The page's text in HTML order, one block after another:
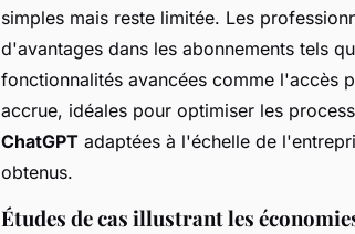
simples mais reste limitée. Les
d'avantages dans les abonnements tels
fonctionnalités avancées comme l'accès
accrue, idéales pour optimiser les
ChatGPT adaptées à l'échelle de
obtenus.
Études de cas illustrant les